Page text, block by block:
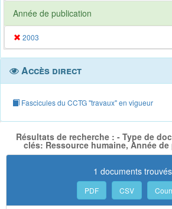
Année de publication
2003
Accès direct
Fascicules du CCTG "travaux" en vigueur
Résultats de recherche : - Type de
clés: Ressource humaine, Année
1 documents trouvés
PDF CSV